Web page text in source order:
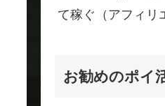
て稼ぐ（アフィリ
お勧めのポイ